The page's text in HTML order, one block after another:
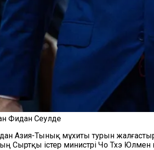
Фидан Сеулде
Азия-Тынық мұхиты турын
Сыртқы істер министрі Чо Тхэ Юлмен